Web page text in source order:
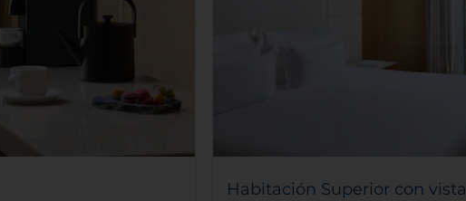
Habitación Superior con vista